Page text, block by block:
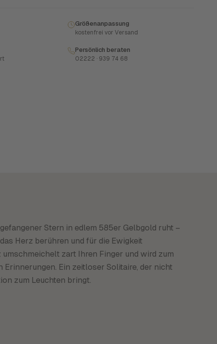
Größenanpassung
kostenfrei vor Versand
Persönlich beraten
02222 · 939 74 68
Stern in edlem 585er Gelbgold ruht –
Herz berühren und für die Ewigkeit
zart Ihren Finger und wird zum
Ein zeitloser Solitaire, der nicht
zum Leuchten bringt.